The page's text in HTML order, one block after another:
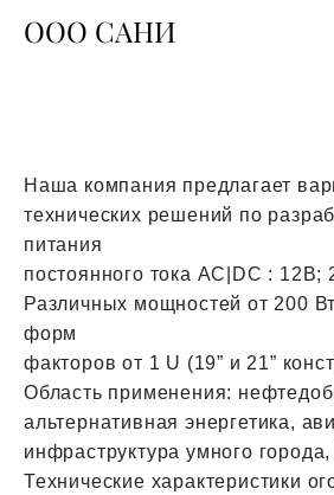
ООО САНИ
Наша компания предлагает
технических решений по
питания
постоянного тока AC|DC :
Различных мощностей от 200
форм
факторов от 1 U (19” и 21”
Область применения:
альтернативная энергетика,
инфраструктура умного
Технические характеристики